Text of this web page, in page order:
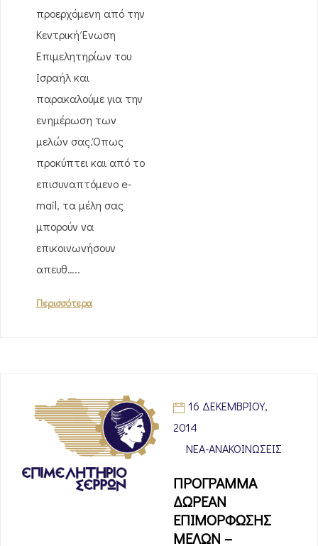
προερχόμενη από την
Κεντρική Ένωση
Επιμελητηρίων του
Ισραήλ και
παρακαλούμε για την
ενημέρωση των
μελών σας.Όπως
προκύπτει και από το
επισυναπτόμενο e-
mail, τα μέλη σας
μπορούν να
επικοινωνήσουν
απευθ…..
Περισσότερα
16 ΔΕΚΕΜΒΡΊΟΥ,
2014
ΝΈΑ-ΑΝΑΚΟΙΝΏΣΕΙΣ
ΠΡΟΓΡΑΜΜΑ
ΔΩΡΕΑΝ
ΕΠΙΜΟΡΦΩΣΗΣ
ΜΕΛΩΝ –